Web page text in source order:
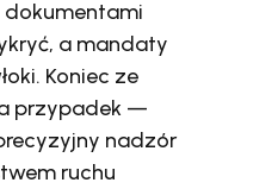
dokumentami
a mandaty
Koniec ze
przypadek —
nadzór
ruchu